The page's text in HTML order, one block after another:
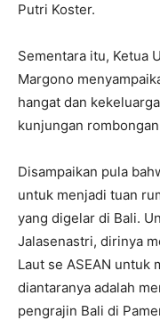
Putri Koster.
Sementara itu, Ketua
Margono
hangat dan
kunjungan
Disampaikan pula
untuk menjadi tuan
yang digelar di Bali.
Jalasenastri, dirinya
Laut se ASEAN untuk
diantaranya adalah
pengrajin Bali di